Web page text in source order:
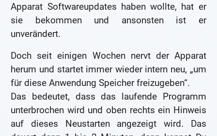
Apparat Softwareupdates haben wollte, hat er
sie bekommen und ansonsten ist er
unverändert.
Doch seit einigen Wochen nervt der Apparat
herum und startet immer wieder intern neu, „um
für diese Anwendung Speicher freizugeben“.
Das bedeutet, dass das laufende Programm
unterbrochen wird und oben rechts ein Hinweis
auf dieses Neustarten angezeigt wird. Das